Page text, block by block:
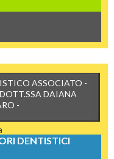
ASSOCIATO -
DAIANA
-
DENTISTICI